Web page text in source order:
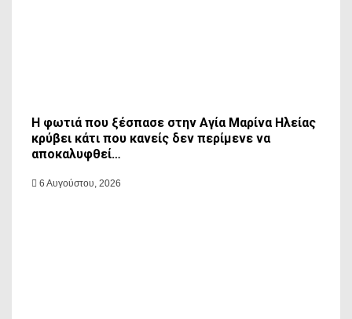
Η φωτιά που ξέσπασε στην Αγία Μαρίνα Ηλείας
κρύβει κάτι που κανείς δεν περίμενε να
αποκαλυφθεί…
6 Αυγούστου, 2026